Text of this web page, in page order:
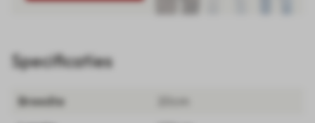
Specificaties
Breedte